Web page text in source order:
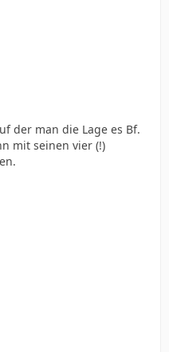
der man die Lage es Bf.
mit seinen vier (!)